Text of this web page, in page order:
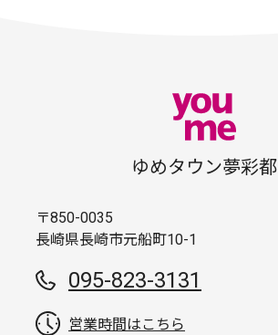
ゆめタウン夢彩都
〒850-0035
長崎県長崎市元船町10-1
095-823-3131
営業時間はこちら